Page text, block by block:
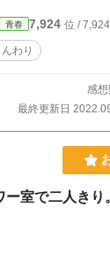
青春 7,924 位 /
んわり
感
最終更新日
室で二人きり